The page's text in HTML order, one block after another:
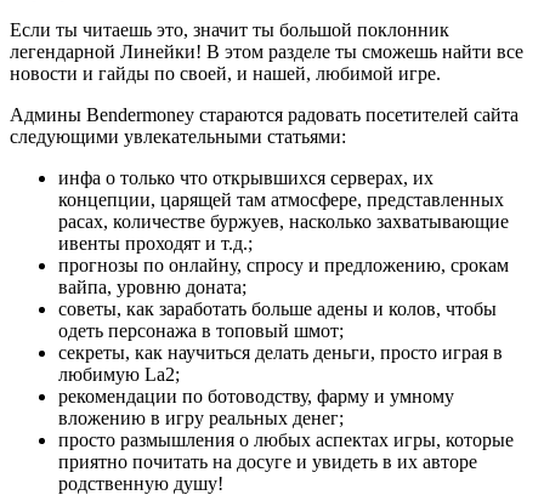
Если ты читаешь это, значит ты большой поклонник
легендарной Линейки! В этом разделе ты сможешь найти все
новости и гайды по своей, и нашей, любимой игре.
Админы Bendermoney стараются радовать посетителей сайта
следующими увлекательными статьями:
инфа о только что открывшихся серверах, их
концепции, царящей там атмосфере, представленных
расах, количестве буржуев, насколько захватывающие
ивенты проходят и т.д.;
прогнозы по онлайну, спросу и предложению, срокам
вайпа, уровню доната;
советы, как заработать больше адены и колов, чтобы
одеть персонажа в топовый шмот;
секреты, как научиться делать деньги, просто играя в
любимую La2;
рекомендации по ботоводству, фарму и умному
вложению в игру реальных денег;
просто размышления о любых аспектах игры, которые
приятно почитать на досуге и увидеть в их авторе
родственную душу!